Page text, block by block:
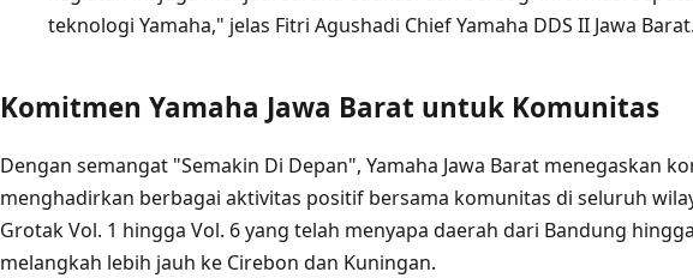
teknologi Yamaha," jelas Fitri Agushadi Chief Yamaha DDS II Jawa Barat.
Komitmen Yamaha Jawa Barat untuk Komunitas
Dengan semangat "Semakin Di Depan", Yamaha Jawa Barat menegaskan
menghadirkan berbagai aktivitas positif bersama komunitas di seluruh
Grotak Vol. 1 hingga Vol. 6 yang telah menyapa daerah dari Bandung
melangkah lebih jauh ke Cirebon dan Kuningan.